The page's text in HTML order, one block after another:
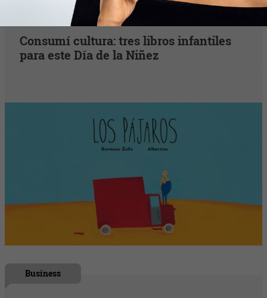
Entretenimiento
Consumí cultura: tres libros infantiles
para este Día de la Niñez
Business